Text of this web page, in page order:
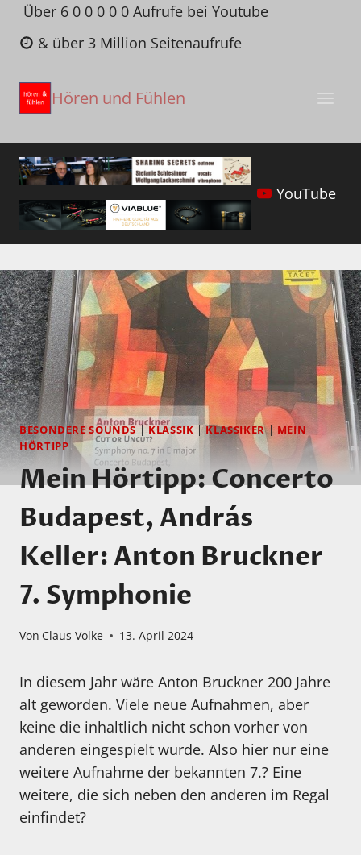
Zum
Inhalt
springen
Über 6 0 0 0 0 0 Aufrufe bei Youtube
& über 3 Million Seitenaufrufe
Hören und Fühlen
YouTube
BESONDERE SOUNDS|KLASSIK| KLASSIKER|MEIN
HÖRTIPP
Mein Hörtipp: Concerto
Budapest, András
Keller: Anton Bruckner
7. Symphonie
Von Claus Volke 13. April 2024
In diesem Jahr wäre Anton Bruckner 200 Jahre
alt geworden. Viele neue Aufnahmen, aber
keine die inhaltlich nicht schon vorher von
anderen eingespielt wurde. Also hier nur eine
weitere Aufnahme der bekannten 7.? Eine
weitere, die sich neben den anderen im Regal
einfindet?